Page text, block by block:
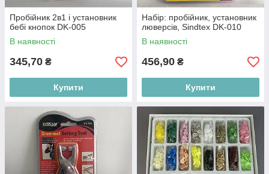
Пробійник 2в1 і установник
бебі кнопок DK-005
В наявності
345,70 ₴
Купити
Набір: пробійник, установник
люверсів, Sindtex DK-010
В наявності
456,90 ₴
Купити